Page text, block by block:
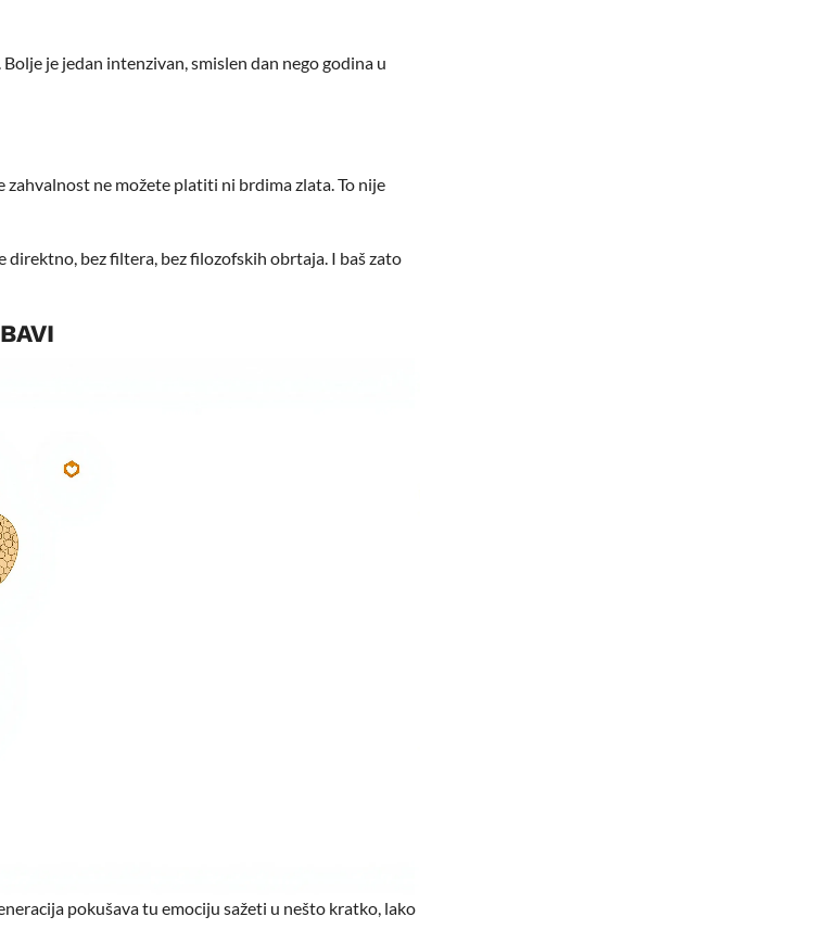
je jedan intenzivan, smislen dan nego godina u
zahvalnost ne možete platiti ni brdima zlata. To nije
bez filtera, bez filozofskih obrtaja. I baš zato
pokušava tu emociju sažeti u nešto kratko, lako